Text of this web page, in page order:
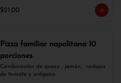
$21.00
Pizza familiar napolitana 10
porciones
Combinación de queso , jamón,  rodajas
de tomate y orégano.